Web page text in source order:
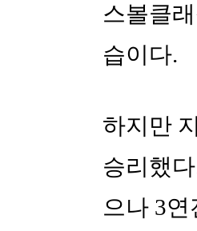
스볼클
습이다.
하지만
승리했
으나 3